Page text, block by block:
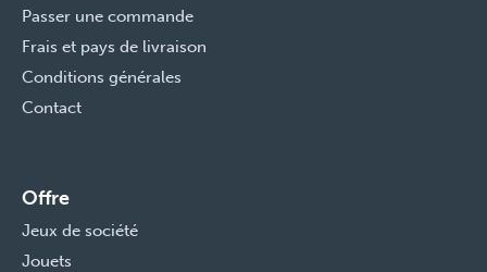
Passer une commande
Frais et pays de livraison
Conditions générales
Contact
Offre
Jeux de société
Jouets